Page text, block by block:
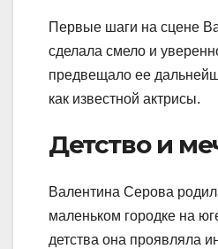
Первые шаги на сцене
сделала смело и
предвещало ее
как известной актрисы.
Детство и
Валентина Серова
маленьком городке на
детства она проявляла